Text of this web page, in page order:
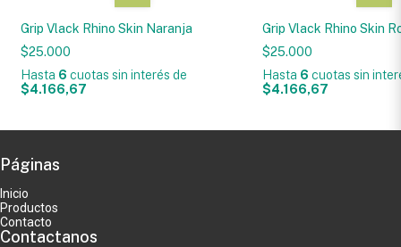
Grip Vlack Rhino Skin Naranja
$25.000
Hasta 6 cuotas sin interés de
$4.166,67
Grip Vlack Rhino Skin
$25.000
Hasta 6 cuotas sin
$4.166,67
Páginas
Inicio
Productos
Contacto
Contactanos